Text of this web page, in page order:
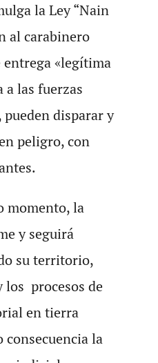
la Ley “Nain
al carabinero
«legítima
las fuerzas
pueden disparar y
peligro, con
momento, la
y seguirá
su territorio,
los procesos de
en tierra
consecuencia la